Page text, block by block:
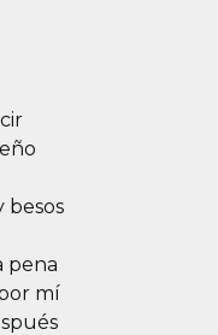
besos
pena
mí